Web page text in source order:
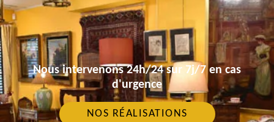
Nous intervenons 24h/24 sur 7j/7 en cas
d'urgence
NOS RÉALISATIONS